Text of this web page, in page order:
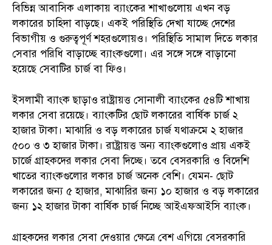
বিভিন্ন আবাসিক এলাকায় ব্যাংকের শাখাগুলোয় এখন বড়
লকারের চাহিদা বাড়ছে। একই পরিস্থিতি দেখা যাচ্ছে দেশের
বিভাগীয় ও গুরুত্বপূর্ণ শহরগুলোয়ও। পরিস্থিতি সামাল দিতে লকার
সেবার পরিধি বাড়াচ্ছে ব্যাংকগুলো। এর সঙ্গে সঙ্গে বাড়ানো
হয়েছে সেবাটির চার্জ বা ফিও।
ইসলামী ব্যাংক ছাড়াও রাষ্ট্রায়ত্ত সোনালী ব্যাংকের ৫৪টি শাখায়
লকার সেবা রয়েছে। ব্যাংকটির ছোট লকারের বার্ষিক চার্জ ২
হাজার টাকা। মাঝারি ও বড় লকারের চার্জ যথাক্রমে ২ হাজার
৫০০ ও ৩ হাজার টাকা। রাষ্ট্রায়ত্ত অন্য ব্যাংকগুলোও প্রায় একই
চার্জে গ্রাহকদের লকার সেবা দিচ্ছে। তবে বেসরকারি ও বিদেশি
খাতের ব্যাংকগুলোর লকার চার্জ অনেক বেশি। যেমন- ছোট
লকারের জন্য ৫ হাজার, মাঝারির জন্য ১০ হাজার ও বড় লকারের
জন্য ১২ হাজার টাকা বার্ষিক চার্জ নিচ্ছে আইএফআইসি ব্যাংক।
গ্রাহকদের লকার সেবা দেওয়ার ক্ষেত্রে বেশ এগিয়ে বেসরকারি